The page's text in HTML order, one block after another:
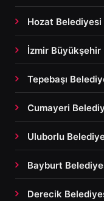
Hozat
İzmir
Tepebaşı
Cumayeri
Uluborlu
Bayburt
Derecik